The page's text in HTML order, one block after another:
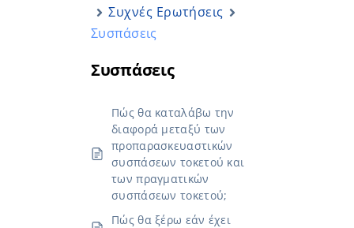
Συχνές Ερωτήσεις
Συσπάσεις
Συσπάσεις
Πώς θα καταλάβω την
διαφορά μεταξύ των
προπαρασκευαστικών
συσπάσεων τοκετού και
των πραγματικών
συσπάσεων τοκετού;
Πώς θα ξέρω εάν έχει